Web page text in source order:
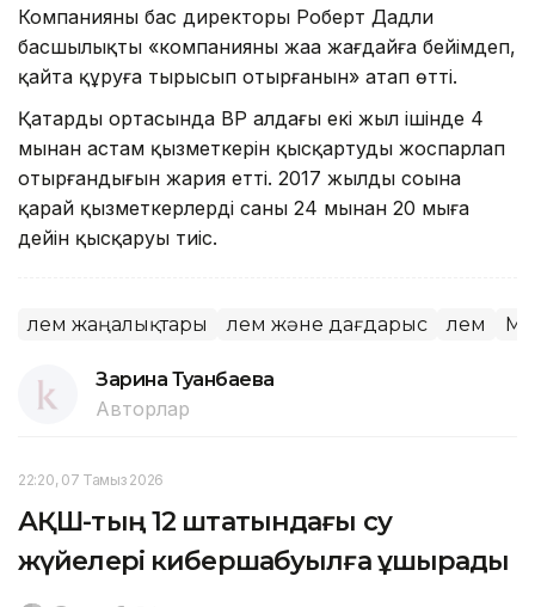
Компанияның бас директоры Роберт Дадли
басшылықтың «компанияны жаңа жағдайға бейімдеп,
қайта құруға тырысып отырғанын» атап өтті.
Қаңтардың ортасында ВР алдағы екі жыл ішінде 4
мыңнан астам қызметкерін қысқартуды жоспарлап
отырғандығын жария етті. 2017 жылдың соңына
қарай қызметкерлердің саны 24 мыңнан 20 мыңға
дейін қысқаруы тиіс.
Әлем жаңалықтары Әлем және дағдарыс Әлем
Зарина Туғанбаева
Авторлар
22:20, 07 Тамыз 2026
АҚШ-тың 12 штатындағы су
жүйелері кибершабуылға ұшырады